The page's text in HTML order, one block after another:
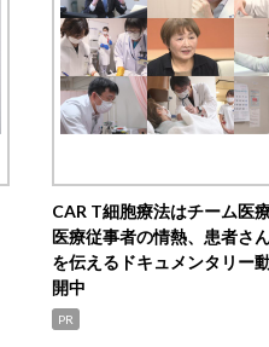
CAR T細胞療法はチーム医
医療従事者の情熱、患者さ
を伝えるドキュメンタリー
開中
PR